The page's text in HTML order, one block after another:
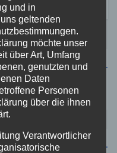
und in
geltenden
möchte unser
über Art, Umfang
genutzten und
Daten
Personen
über die ihnen
Verantwortlicher